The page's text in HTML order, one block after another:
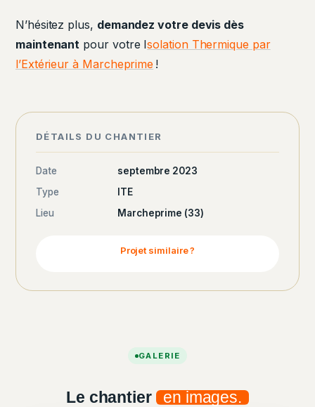
N’hésitez plus, demandez votre devis dès
maintenant pour votre Isolation Thermique par
l’Extérieur à Marcheprime !
DÉTAILS DU CHANTIER
Date
septembre 2023
Type
ITE
Lieu
Marcheprime (33)
Projet similaire ?
GALERIE
Le chantier en images.